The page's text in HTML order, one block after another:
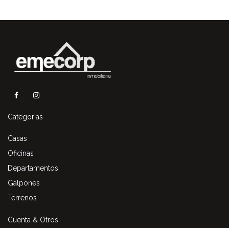
Categorías
Casas
Oficinas
Departamentos
Galpones
Terrenos
Cuenta & Otros